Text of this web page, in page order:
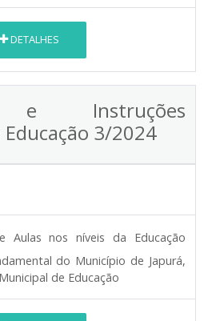
DETALHES
e Instruções
3/2024
Aulas nos níveis da Educação
do Município de Japurá,
de Educação